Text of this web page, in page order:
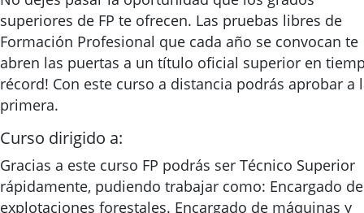
superiores de FP te ofrecen. Las pruebas libres de
Formación Profesional que cada año se convocan te
abren las puertas a un título oficial superior en
récord! Con este curso a distancia podrás aprobar a
primera.
Curso dirigido a:
Gracias a este curso FP podrás ser Técnico Superior
rápidamente, pudiendo trabajar como: Encargado de
explotaciones forestales. Encargado de máquinas y